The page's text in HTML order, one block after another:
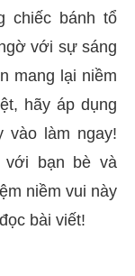
chiếc bánh tổ
với sự sáng
mang lại niềm
hãy áp dụng
vào làm ngay!
với bạn bè và
niềm vui này
bài viết!